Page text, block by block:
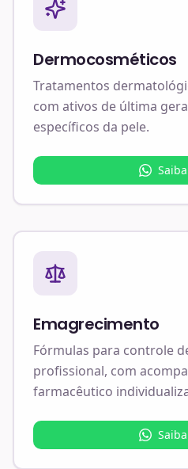
Dermocosméticos
Tratamentos
com ativos de última
específicos da pele.
Emagrecimento
Fórmulas para controle
profissional, com
farmacêutico